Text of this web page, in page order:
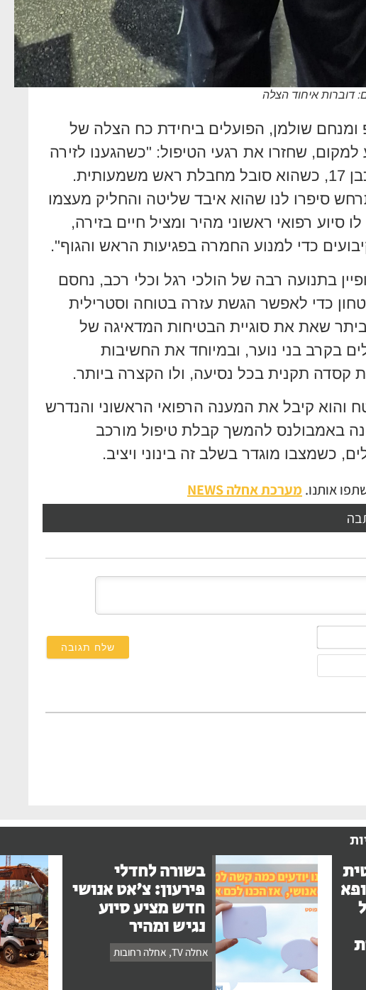
דוברות איחוד הצלה
שולמן, הפועלים ביחידת כח הצלה של
למקום, שחזרו את רגעי הטיפול: "כשהגענו לזירה
מצאנו את רוכב הקורקינט, צעיר כבן 17, כשהוא סובל מחבלת ראש משמעותית.
סיפרו לנו שהוא איבד שליטה והחליק מעצמו
סיוע רפואי ראשוני מהיר ומציל חיים בזירה,
כדי למנוע החמרה בפגיעות הראש והגוף".
בתנועה רבה של הולכי רגל וכלי רכב, נחסם
כדי לאפשר הגשת עזרה בטוחה וסטרילית
שאת את סוגיית הבטיחות המדאיגה של
בקרב בני נוער, ובמיוחד את החשיבות
תקנית בכל נסיעה, ולו הקצרה ביותר.
והוא קיבל את המענה הרפואי הראשוני והנדרש
באמבולנס להמשך קבלת טיפול מורכב
כשמצבו מוגדר בשלב זה בינוני ויציב.
אותנו. מערכת אחלה NEWS
שלך*
בשורה לחדלי
פירעון: צ'אט אנושי
חדש מציע סיוע
נגיש ומהיר
אחלה TV , אחלה רחובות